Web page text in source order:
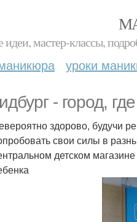
мастер-классы,
уроки
- город,
здорово, будучи
свои силы в
детском